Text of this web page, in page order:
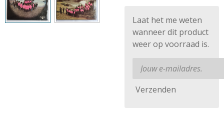
Laat het me weten
wanneer dit product
weer op voorraad is.
Verzenden